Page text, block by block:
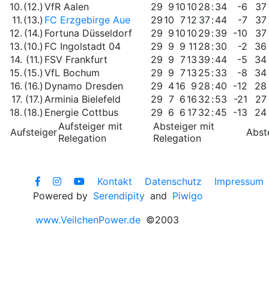
10. (12.) VfR Aalen 29 9 10 10 28 :34 -6
37
11. (13.) FC Erzgebirge Aue 29 10 712 37:44 -7
37
12. (14.) Fortuna Düsseldorf 29 9 10 10 29 :39 -10
37
13. (10.) FC Ingolstadt 04 29 9 9 11 28 :30 -2
36
14. (11.) FSV Frankfurt 29 9 713 39 :44 -5
34
15. (15.) VfL Bochum 29 9 713 25 :33 -8
34
16. (16.) Dynamo Dresden 29 416 9 28 :40 -12
28
17. (17.) Arminia Bielefeld 29 7 6 16 32 :53 -21
27
18. (18.) Energie Cottbus 29 6 6 1732 :45 -13
24
AufsteigerAufsteiger mit
Relegation
Absteiger mit
Relegation
Kontakt Datenschutz
Impressum
Powered by Serendipity and Piwigo
www.VeilchenPower.de ©2003